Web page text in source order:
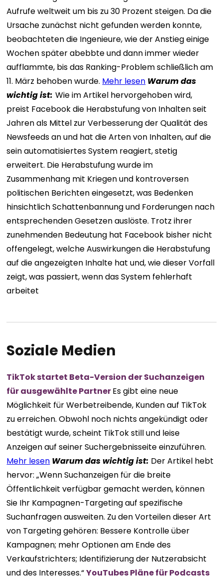
Aufrufe weltweit um bis zu 30 Prozent steigen. Da die
Ursache zunächst nicht gefunden werden konnte,
beobachteten die Ingenieure, wie der Anstieg einige
Wochen später abebbte und dann immer wieder
aufflammte, bis das Ranking-Problem schließlich am
11. März behoben wurde. Mehr lesen Warum das
wichtig ist: Wie im Artikel hervorgehoben wird,
preist Facebook die Herabstufung von Inhalten seit
Jahren als Mittel zur Verbesserung der Qualität des
Newsfeeds an und hat die Arten von Inhalten, auf die
sein automatisiertes System reagiert, stetig
erweitert. Die Herabstufung wurde im
Zusammenhang mit Kriegen und kontroversen
politischen Berichten eingesetzt, was Bedenken
hinsichtlich Schattenbannung und Forderungen nach
entsprechenden Gesetzen auslöste. Trotz ihrer
zunehmenden Bedeutung hat Facebook bisher nicht
offengelegt, welche Auswirkungen die Herabstufung
auf die angezeigten Inhalte hat und, wie dieser Vorfall
zeigt, was passiert, wenn das System fehlerhaft
arbeitet
Soziale Medien
TikTok startet Beta-Version der Suchanzeigen
für ausgewählte PartnerEs gibt eine neue
Möglichkeit für Werbetreibende, Kunden auf TikTok
zu erreichen. Obwohl noch nichts angekündigt oder
bestätigt wurde, scheint TikTok still und leise
Anzeigen auf seiner Suchergebnisseite einzuführen.
Mehr lesen Warum das wichtig ist: Der Artikel hebt
hervor: „Wenn Suchanzeigen für die breite
Öffentlichkeit verfügbar gemacht werden, können
Sie Ihr Kampagnen-Targeting auf spezifische
Suchanfragen ausweiten. Zu den Vorteilen dieser Art
von Targeting gehören: Bessere Kontrolle über
Kampagnen; mehr Optionen am Ende des
Verkaufstrichters; Identifizierung der Nutzerabsicht
und des Interesses.“YouTubes Pläne für Podcasts